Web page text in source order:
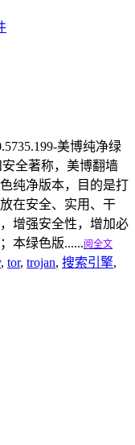
美博纯净绿
全著称，美博翻墙
纯净版本，目的是打
在安全、实用、干
增强安全性，增加必
本绿色版......阅全文
, tor, trojan, 搜索引擎,